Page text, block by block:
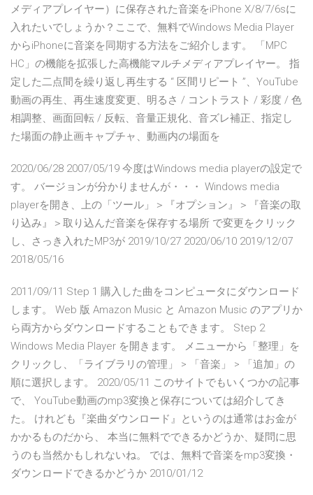
メディアプレイヤー）に保存された音楽をiPhone X/8/7/6sに
入れたいでしょうか？ここで、無料でWindows Media Player
からiPhoneに音楽を同期する方法をご紹介します。 「MPC
HC」の機能を拡張した高機能マルチメディアプレイヤー。 指
定した二点間を繰り返し再生する “ 区間リピート ”、YouTube
動画の再生、再生速度変更、明るさ / コントラスト / 彩度 / 色
相調整、画面回転 / 反転、音量正規化、音ズレ補正、指定し
た場面の静止画キャプチャ、動画内の場面を
2020/06/28 2007/05/19 今度はWindows media playerの設定で
す。 バージョンが分かりませんが・・・ Windows media
playerを開き、上の「ツール」＞『オプション』＞『音楽の取
り込み』＞取り込んだ音楽を保存する場所 で変更をクリック
し、さっき入れたMP3が 2019/10/27 2020/06/10 2019/12/07
2018/05/16
2011/09/11 Step 1 購入した曲をコンピュータにダウンロード
します。 Web 版 Amazon Music と Amazon Music のアプリか
ら両方からダウンロードすることもできます。 Step 2
Windows Media Player を開きます。 メニューから「整理」を
クリックし、「ライブラリの管理」 > 「音楽」 > 「追加」の
順に選択します。 2020/05/11 このサイトでもいくつかの記事
で、 YouTube動画のmp3変換と保存については紹介してき
た。 けれども『楽曲ダウンロード』というのは通常はお金が
かかるものだから、 本当に無料でできるかどうか、疑問に思
うのも当然かもしれないね。 では、無料で音楽をmp3変換・
ダウンロードできるかどうか 2010/01/12